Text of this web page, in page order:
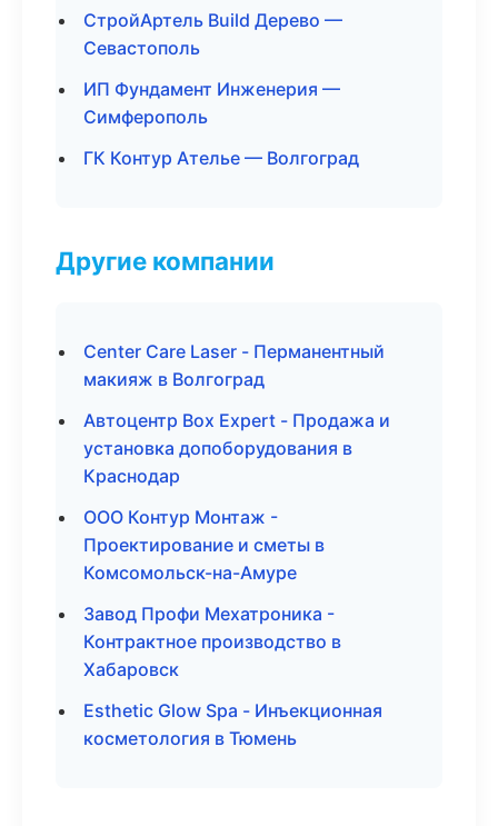
СтройАртель Build Дерево —
Севастополь
ИП Фундамент Инженерия —
Симферополь
ГК Контур Ателье — Волгоград
Другие компании
Center Care Laser - Перманентный
макияж в Волгоград
Автоцентр Box Expert - Продажа и
установка допоборудования в
Краснодар
ООО Контур Монтаж -
Проектирование и сметы в
Комсомольск-на-Амуре
Завод Профи Мехатроника -
Контрактное производство в
Хабаровск
Esthetic Glow Spa - Инъекционная
косметология в Тюмень